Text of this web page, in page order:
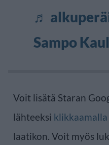
♬
Sampo
Voit lisätä Staran
lähteeksi
laatikon. Voit myös